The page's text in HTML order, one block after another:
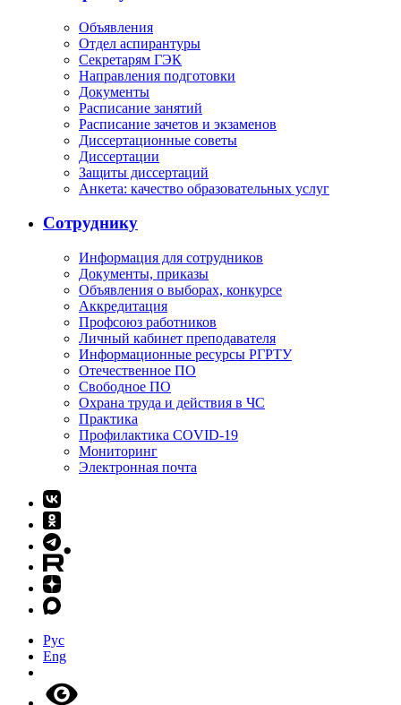
Объявления
Отдел аспирантуры
Секретарям ГЭК
Направления подготовки
Документы
Расписание занятий
Расписание зачетов и экзаменов
Диссертационные советы
Диссертации
Защиты диссертаций
Анкета: качество образовательных услуг
Сотруднику
Информация для сотрудников
Документы, приказы
Объявления о выборах, конкурсе
Аккредитация
Профсоюз работников
Личный кабинет преподавателя
Информационные ресурсы РГРТУ
Отечественное ПО
Свободное ПО
Охрана труда и действия в ЧС
Практика
Профилактика COVID-19
Мониторинг
Электронная почта
Рус
Eng